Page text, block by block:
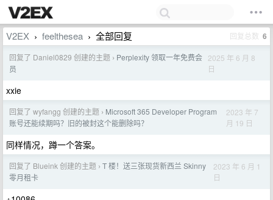
V2EX › feelthesea › 全部回复 回复总数 6
回复了 Daniel0829 创建的主题 › Perplexity 领取一年免费会
员
2025 年 6 月 8
日
xxie
回复了 wyfangg 创建的主题 › Microsoft 365 Developer Program
账号还能续期吗？旧的被封这个能删除吗？
2023 年 7
月 19 日
同样情况，蹲一个答案。
回复了 Blueink 创建的主题 › T 楼！送三张现货新西兰 Skinny
零月租卡
2023 年 6 月 1
日